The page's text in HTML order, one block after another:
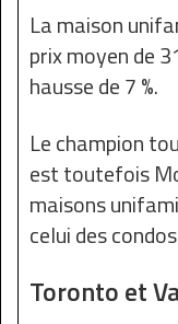
La maison
prix moyen de
hausse de 7 %.
Le champion
est toutefois
maisons
celui des
Toronto et